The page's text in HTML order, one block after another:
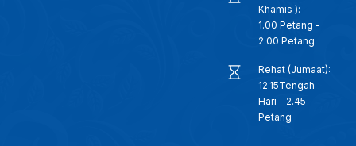
Khamis ):
1.00 Petang -
2.00 Petang
Rehat (Jumaat):
12.15Tengah
Hari - 2.45
Petang